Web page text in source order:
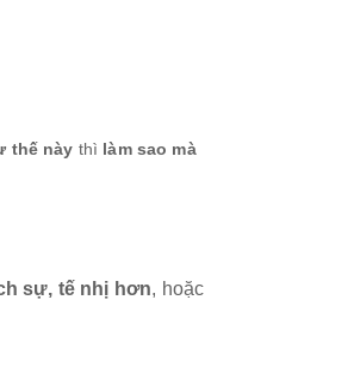
thế này thì làm sao mà
sự, tế nhị hơn, hoặc